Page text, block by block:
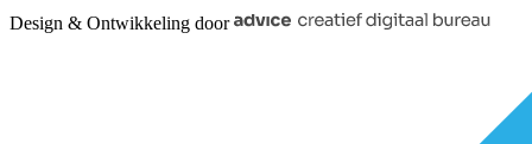
Design & Ontwikkeling door